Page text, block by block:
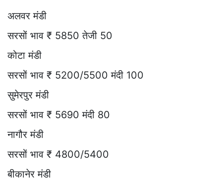
अलवर मंडी
सरसों भाव ₹ 5850 तेजी 50
कोटा मंडी
सरसों भाव ₹ 5200/5500 मंदी 100
सुमेरपुर मंडी
सरसों भाव ₹ 5690 मंदी 80
नागौर मंडी
सरसों भाव ₹ 4800/5400
बीकानेर मंडी